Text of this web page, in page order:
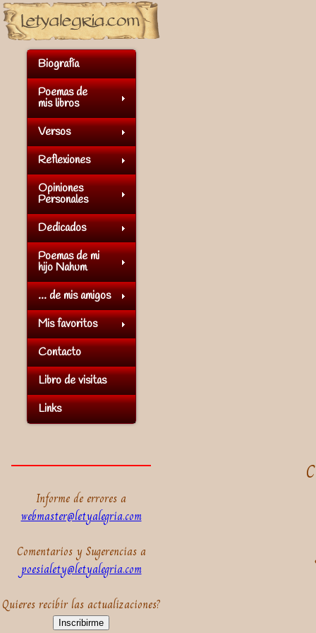
Biografía
Poemas de
mis libros
Versos
Reflexiones
Opiniones
Personales
Dedicados
Poemas de mi
hijo Nahum
... de mis amigos
Mis favoritos
Contacto
Libro de visitas
Links
Informe de errores a
webmaster@letyalegria.com
Comentarios y Sugerencias a
poesialety@letyalegria.com
Quieres recibir las actualizaciones?
Inscribirme